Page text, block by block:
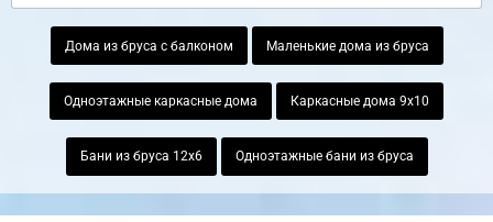
Дома из бруса с балконом Маленькие дома из бруса
Одноэтажные каркасные дома Каркасные дома 9х10
Бани из бруса 12х6 Одноэтажные бани из бруса